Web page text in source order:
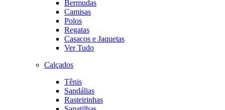
Bermudas
Camisas
Polos
Regatas
Casacos e Jaquetas
Ver Tudo
Calçados
Tênis
Sandálias
Rasteirinhas